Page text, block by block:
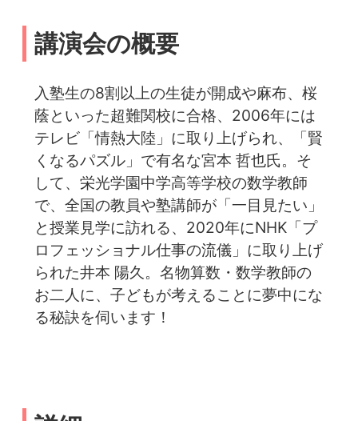
講演会の概要
入塾生の8割以上の生徒が開成や麻布、桜
蔭といった超難関校に合格、️2006年には
テレビ「情熱大陸」に取り上げられ、「賢
くなるパズル」で有名な宮本 哲也氏。そ
して、栄光学園中学高等学校の数学教師
で、全国の教員や塾講師が「一目見たい」
と授業見学に訪れる、2020年にNHK「プ
ロフェッショナル仕事の流儀」に取り上げ
られた井本 陽久。名物算数・数学教師の
お二人に、子どもが考えることに夢中にな
る秘訣を伺います！